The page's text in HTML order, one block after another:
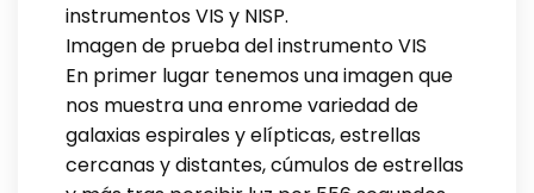
instrumentos VIS y NISP.
Imagen de prueba del instrumento VIS
En primer lugar tenemos una imagen que
nos muestra una enrome variedad de
galaxias espirales y elípticas, estrellas
cercanas y distantes, cúmulos de estrellas